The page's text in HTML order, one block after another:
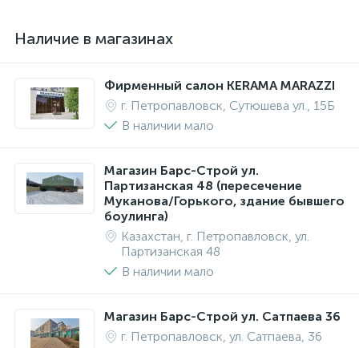
Наличие в магазинах
Фирменный салон KERAMA MARAZZI
г. Петропавловск, Сутюшева ул., 15Б
В наличии мало
Магазин Барс-Строй ул.
Партизанская 48 (пересечение
Муканова/Горького, здание бывшего
боулинга)
Казахстан, г. Петропавловск, ул.
Партизанская 48
В наличии мало
Магазин Барс-Строй ул. Сатпаева 36
г. Петропавловск, ул. Сатпаева, 36